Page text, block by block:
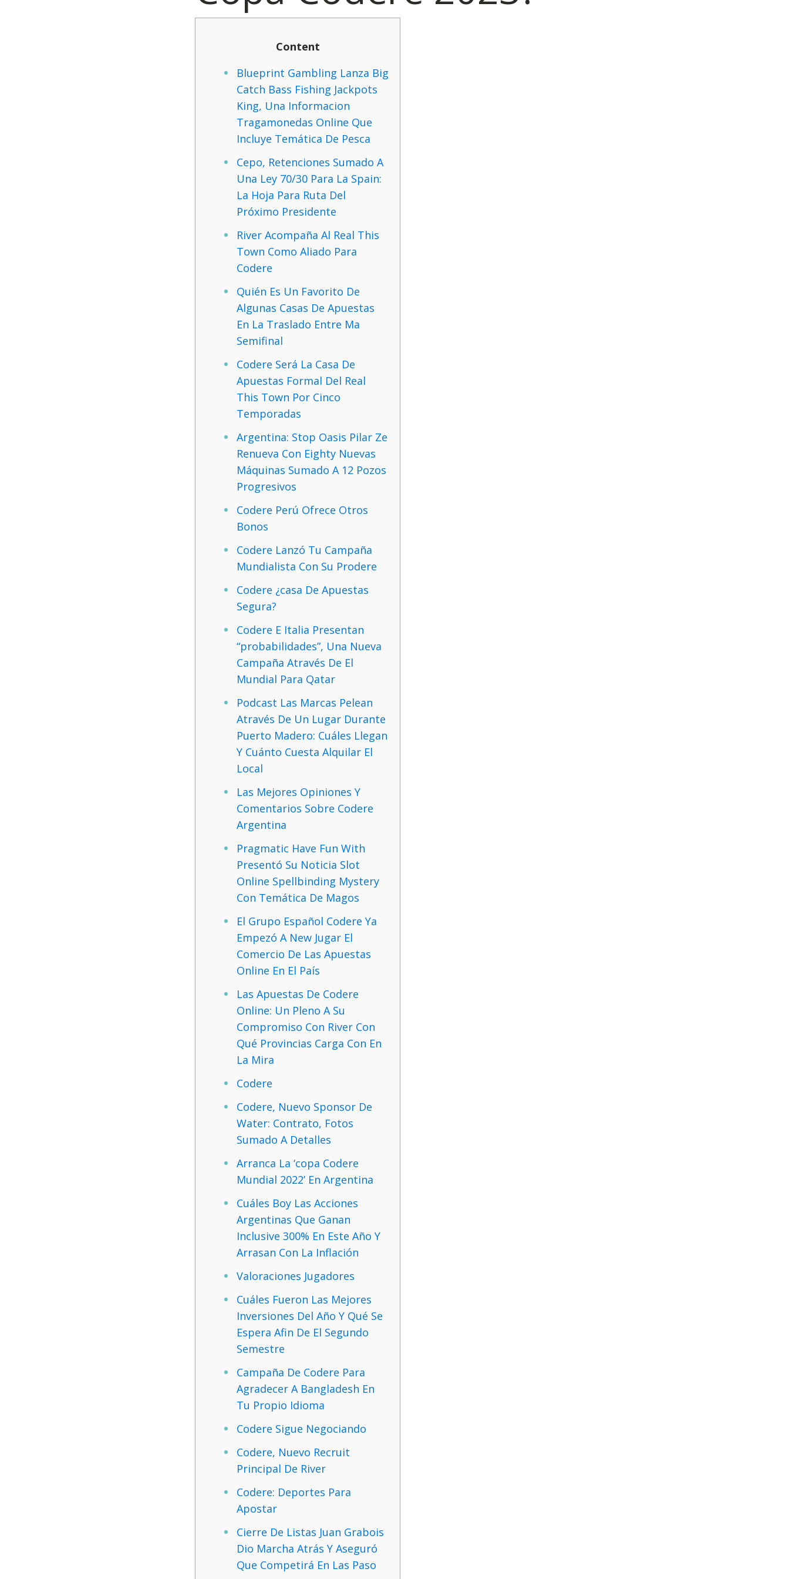
Content
Blueprint Gambling Lanza Big
Catch Bass Fishing Jackpots
King, Una Informacion
Tragamonedas Online Que
Incluye Temática De Pesca
Cepo, Retenciones Sumado A
Una Ley 70/30 Para La Spain:
La Hoja Para Ruta Del
Próximo Presidente
River Acompaña Al Real This
Town Como Aliado Para
Codere
Quién Es Un Favorito De
Algunas Casas De Apuestas
En La Traslado Entre Ma
Semifinal
Codere Será La Casa De
Apuestas Formal Del Real
This Town Por Cinco
Temporadas
Argentina: Stop Oasis Pilar Ze
Renueva Con Eighty Nuevas
Máquinas Sumado A 12 Pozos
Progresivos
Codere Perú Ofrece Otros
Bonos
Codere Lanzó Tu Campaña
Mundialista Con Su Prodere
Codere ¿casa De Apuestas
Segura?
Codere E Italia Presentan
“probabilidades”, Una Nueva
Campaña Através De El
Mundial Para Qatar
Podcast Las Marcas Pelean
Através De Un Lugar Durante
Puerto Madero: Cuáles Llegan
Y Cuánto Cuesta Alquilar El
Local
Las Mejores Opiniones Y
Comentarios Sobre Codere
Argentina
Pragmatic Have Fun With
Presentó Su Noticia Slot
Online Spellbinding Mystery
Con Temática De Magos
El Grupo Español Codere Ya
Empezó A New Jugar El
Comercio De Las Apuestas
Online En El País
Las Apuestas De Codere
Online: Un Pleno A Su
Compromiso Con River Con
Qué Provincias Carga Con En
La Mira
Codere
Codere, Nuevo Sponsor De
Water: Contrato, Fotos
Sumado A Detalles
Arranca La ‘copa Codere
Mundial 2022’ En Argentina
Cuáles Boy Las Acciones
Argentinas Que Ganan
Inclusive 300% En Este Año Y
Arrasan Con La Inflación
Valoraciones Jugadores
Cuáles Fueron Las Mejores
Inversiones Del Año Y Qué Se
Espera Afin De El Segundo
Semestre
Campaña De Codere Para
Agradecer A Bangladesh En
Tu Propio Idioma
Codere Sigue Negociando
Codere, Nuevo Recruit
Principal De River
Codere: Deportes Para
Apostar
Cierre De Listas Juan Grabois
Dio Marcha Atrás Y Aseguró
Que Competirá En Las Paso